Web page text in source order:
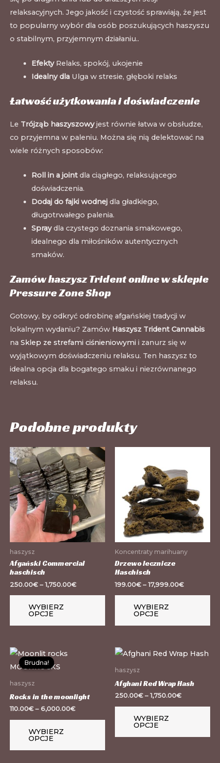
relaksacyjnych. Jego jakość i czystość sprawiają, że jest
to popularny wybór dla osób poszukujących haszyszu
o stabilnym, przyjemnym działaniu..
EfektyRelaks, spokój, ukojenie
Idealny dlaUlga w stresie, głęboki relaks
Łatwość użytkowania i doświadczenie
Le Trójząb haszyszowyjest równie łatwa w obsłudze,
co przyjemna w paleniu. Można się nią delektować na
wiele różnych sposobów:
Roll in a jointdla ciągłego, relaksującego
doświadczenia.
Dodaj do fajki wodnejdla gładkiego,
długotrwałego palenia.
Spraydla czystego doznania smakowego,
idealnego dla miłośników autentycznych
smaków.
Zamów haszysz Trident online w sklepie
Pressure Zone Shop
Gotowy, by odkryć odrobinę afgańskiej tradycji w
lokalnym wydaniu? Zamów Haszysz Trident Cannabis
na Sklep ze strefami ciśnieniowymi i zanurz się w
wyjątkowym doświadczeniu relaksu. Ten haszysz to
idealna opcja dla bogatego smaku i niezrównanego
relaksu.
Podobne produkty
haszysz
Afgański Commercial
haschisch
250.00€–1,750.00€
WYBIERZ
OPCJE
Ten
produkt
wariantów.
Opcje
można
stronie
produktu
Koncentraty marihuany
Drzewo lecznicze
Haschisch
199.00€–17,999.00€
WYBIERZ
OPCJE
Brudna!
Brudna!
haszysz
Rocks in the moonlight
110.00€– 6,000.00€
WYBIERZ
OPCJE
Ten
produkt
wiele
wariantów.
Opcje
haszysz
Afghani Red Wrap Hash
250.00€–1,750.00€
WYBIERZ
OPCJE